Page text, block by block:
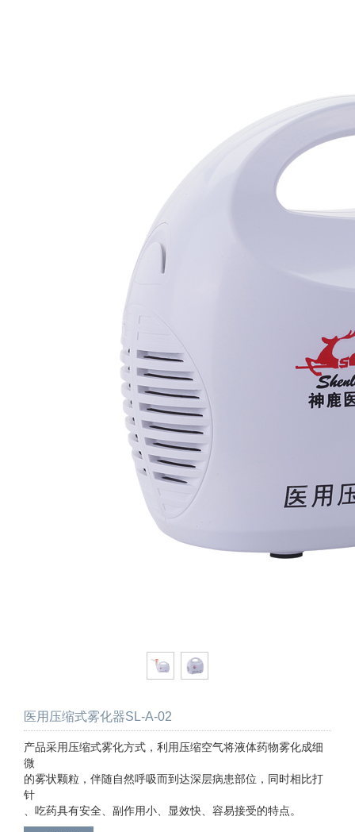
医用压缩式雾化器SL-A-02
产品采用压缩式雾化方式，利用压缩空气将液体药物雾化成细
微
的雾状颗粒，伴随自然呼吸而到达深层病患部位，同时相比打
针
、吃药具有安全、副作用小、显效快、容易接受的特点。